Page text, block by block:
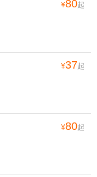
¥80起
¥37起
¥80起